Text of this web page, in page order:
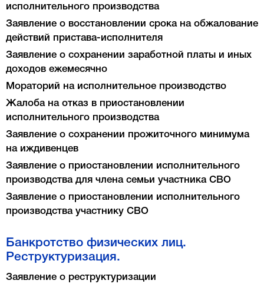
исполнительного производства
Заявление о восстановлении срока на обжалование
действий пристава-исполнителя
Заявление о сохранении заработной платы и иных
доходов ежемесячно
Мораторий на исполнительное производство
Жалоба на отказ в приостановлении
исполнительного производства
Заявление о сохранении прожиточного минимума
на иждивенцев
Заявление о приостановлении исполнительного
производства для члена семьи участника СВО
Заявление о приостановлении исполнительного
производства участнику СВО
Банкротство физических лиц.
Реструктуризация.
Заявление о реструктуризации